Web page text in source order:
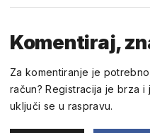
Komentiraj,
Za komentiranje je
račun? Registracija je brza
uključi se u raspravu.